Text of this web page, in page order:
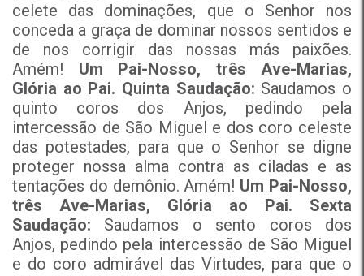
celete das dominações, que o Senhor nos
conceda a graça de dominar nossos sentidos e
de nos corrigir das nossas más paixões.
Amém! Um Pai-Nosso, três Ave-Marias,
Glória ao Pai. Quinta Saudação: Saudamos o
quinto coros dos Anjos, pedindo pela
intercessão de São Miguel e dos coro celeste
das potestades, para que o Senhor se digne
proteger nossa alma contra as ciladas e as
tentações do demônio. Amém! Um Pai-Nosso,
três Ave-Marias, Glória ao Pai.
Sexta
Saudação: Saudamos o sento coros dos
Anjos, pedindo pela intercessão de São Miguel
e do coro admirável das Virtudes, para que o